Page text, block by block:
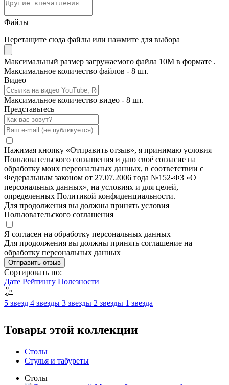
Файлы
Перетащите сюда файлы или нажмите для выбора
Максимальный размер загружаемого файла 10M в формате .
Максимальное количество файлов - 8 шт.
Видео
Максимальное количество видео - 8 шт.
Представьтесь
Нажимая кнопку «Отправить отзыв», я принимаю условия
Пользовательского соглашения и даю своё согласие на
обработку моих персональных данных, в соответствии с
Федеральным законом от 27.07.2006 года №152-ФЗ «О
персональных данных», на условиях и для целей,
определенных Политикой конфиденциальности.
Для продолжения вы должны принять условия
Пользовательского соглашения
Я согласен на обработку персональных данных
Для продолжения вы должны принять соглашение на
обработку персональных данных
Отправить отзыв
Сортировать по:
Дате Рейтингу Полезности
5 звезд 4 звезды 3 звезды 2 звезды 1 звезда
Товары этой коллекции
Столы
Стулья и табуреты
Столы